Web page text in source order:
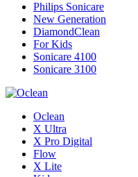
Philips Sonicare
New Generation
DiamondClean
For Kids
Sonicare 4100
Sonicare 3100
Oclean
X Ultra
X Pro Digital
Flow
X Lite